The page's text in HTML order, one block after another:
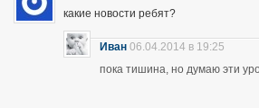
какие новости ребят?
Иван 06.04.2014 в 19:25
пока тишина, но думаю эти